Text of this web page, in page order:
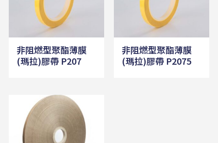
非阻燃型聚酯薄膜
(瑪拉)膠帶 P207
非阻燃型聚酯薄膜
(瑪拉)膠帶 P2075